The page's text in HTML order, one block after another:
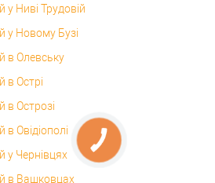
у Ниві Трудовій
у Новому Бузі
в Олевську
в Острі
в Острозі
в Овідіополі
у Чернівцях
в Вашковцах